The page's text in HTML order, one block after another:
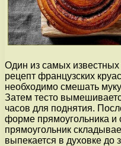
Один из самых
рецепт французских
необходимо смешать
Затем тесто
часов для поднятия.
форме прямоугольника и
прямоугольник
выпекается в духовке до